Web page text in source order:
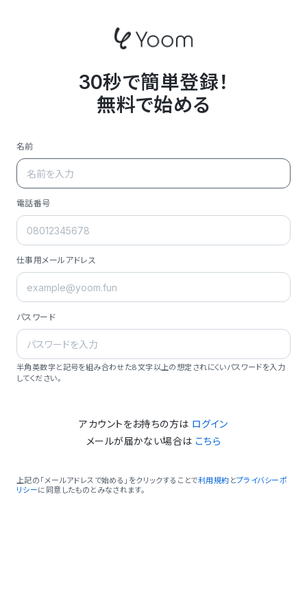
30秒で簡単登録！
無料で始める
名前
電話番号
仕事用メールアドレス
パスワード
半角英数字と記号を組み合わせた8文字以上の想定されにくいパスワードを入力
してください。
アカウントをお持ちの方は ログイン
メールが届かない場合は こちら
上記の「メールアドレスで始める」をクリックすることで利用規約 とプライバシーポ
リシーに同意したものとみなされます。